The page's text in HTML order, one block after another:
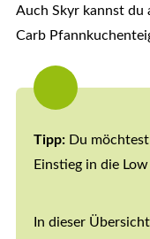
Auch Skyr kannst du
Carb
Tipp:Du möchtest
Einstieg in die
In dieser